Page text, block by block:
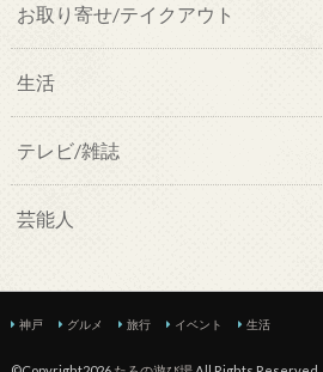
お取り寄せ/テイクアウト
生活
テレビ/雑誌
芸能人
神戸 グルメ 旅行 イベント 生活